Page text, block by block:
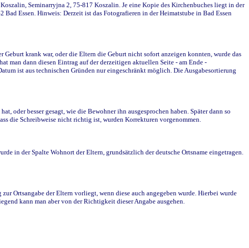
Seminarryjna 2, 75-817 Koszalin. Je eine Kopie des Kirchenbuches liegt in der
Essen. Hinweis: Derzeit ist das Fotografieren in der Heimatstube in Bad Essen
krank war, oder die Eltern die Geburt nicht sofort anzeigen konnten, wurde das
man dann diesen Eintrag auf der derzeitigen aktuellen Seite - am Ende -
ist aus technischen Gründen nur eingeschränkt möglich. Die Ausgabesortierung
oder besser gesagt, wie die Bewohner ihn ausgesprochen haben. Später dann so
die Schreibweise nicht richtig ist, wurden Korrekturen vorgenommen.
in der Spalte Wohnort der Eltern, grundsätzlich der deutsche Ortsname eingetragen.
Ortsangabe der Eltern vorliegt, wenn diese auch angegeben wurde. Hierbei wurde
kann man aber von der Richtigkeit dieser Angabe ausgehen.